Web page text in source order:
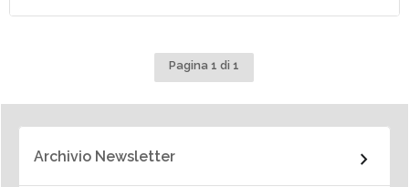
Pagina 1 di 1
Archivio Newsletter